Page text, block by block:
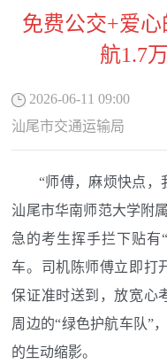
免费公交+爱
航1.7
2026-06-11 09:00
汕尾市交通运输局
“师傅，麻烦快点，我
汕尾市华南师范大学附
急的考生挥手拦下贴有
车。司机陈师傅立即打
保证准时送到，放宽心
周边的“绿色护航车队”
的生动缩影。